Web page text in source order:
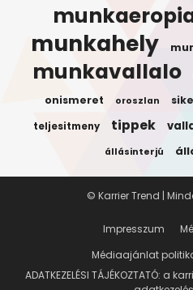
munkahely
munkavallalo
onismeret oroszlan
teljesitmeny tippek
állásinterjú
Impresszum
Médiaajánlat
ADATKEZELÉSI TÁJÉKOZTATÓ: a
© Karrier Trend |